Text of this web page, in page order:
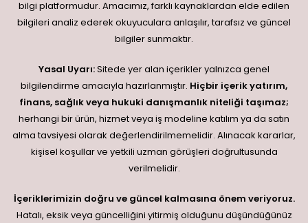
bilgi platformudur. Amacımız, farklı kaynaklardan elde edilen
bilgileri analiz ederek okuyuculara anlaşılır, tarafsız ve güncel
bilgiler sunmaktır.
Yasal Uyarı:Sitede yer alan içerikler yalnızca genel
bilgilendirme amacıyla hazırlanmıştır. Hiçbir içerik yatırım,
finans, sağlık veya hukuki danışmanlık niteliği taşımaz;
herhangi bir ürün, hizmet veya iş modeline katılım ya da satın
alma tavsiyesi olarak değerlendirilmemelidir. Alınacak kararlar,
kişisel koşullar ve yetkili uzman görüşleri doğrultusunda
verilmelidir.
İçeriklerimizin doğru ve güncel kalmasına önem veriyoruz.
Hatalı, eksik veya güncelliğini yitirmiş olduğunu düşündüğünüz